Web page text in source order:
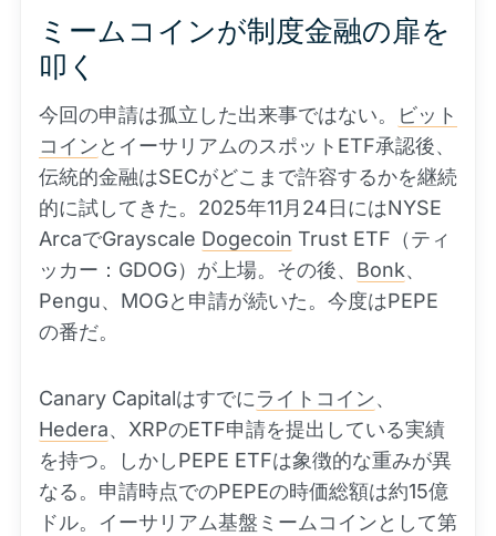
ミームコインが制度金融の扉を
叩く
今回の申請は孤立した出来事ではない。
ビット
コインとイーサリアムのスポットETF承認後、
伝統的金融はSECがどこまで許容するかを継続
的に試してきた。2025年11月24日にはNYSE
ArcaでGrayscale Dogecoin Trust ETF（ティ
ッカー：GDOG）が上場。その後、 Bonk、
Pengu、MOGと申請が続いた。今度はPEPE
の番だ。
Canary Capitalはすでにライトコイン、
Hedera、XRPのETF申請を提出している実績
を持つ。しかしPEPE ETFは象徴的な重みが異
なる。申請時点でのPEPEの時価総額は約15億
ドル。イーサリアム基盤ミームコインとして第